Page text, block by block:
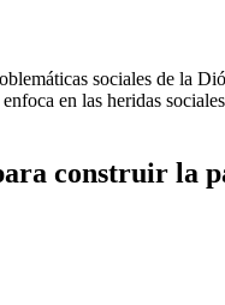
sociales de la
en las heridas
construir la